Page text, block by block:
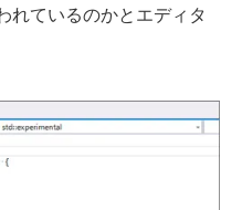
れているのかとエディタ